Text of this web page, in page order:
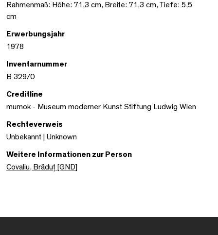
Rahmenmaß: Höhe: 71,3 cm, Breite: 71,3 cm, Tiefe: 5,5
cm
Erwerbungsjahr
1978
Inventarnummer
B 329/0
Creditline
mumok - Museum moderner Kunst Stiftung Ludwig Wien
Rechteverweis
Unbekannt | Unknown
Weitere Informationen zur Person
Covaliu, Brăduț [GND]